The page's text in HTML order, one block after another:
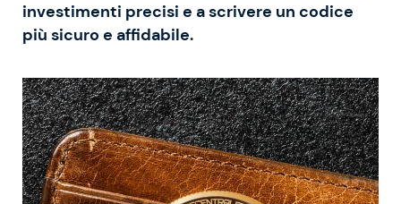
investimenti precisi e a scrivere un codice
più sicuro e affidabile.